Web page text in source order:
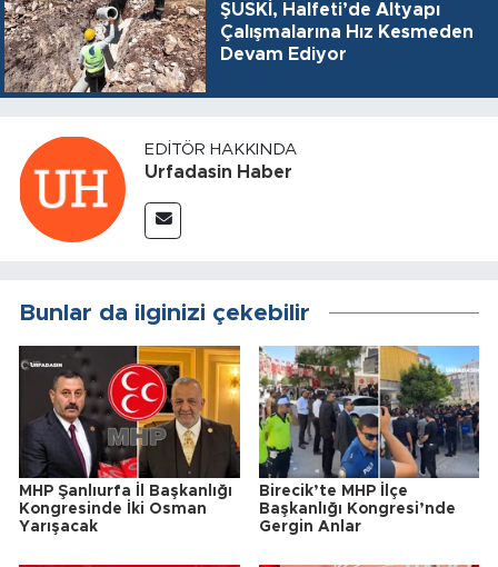
ŞUSKİ, Halfeti’de Altyapı
Çalışmalarına Hız Kesmeden
Devam Ediyor
EDITÖR HAKKINDA
Urfadasin Haber
Bunlar da ilginizi çekebilir
MHP Şanlıurfa İl Başkanlığı
Kongresinde İki Osman
Yarışacak
Birecik’te MHP İlçe
Başkanlığı Kongresi’nde
Gergin Anlar